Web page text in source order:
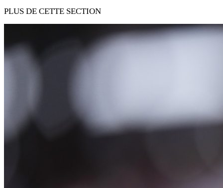
PLUS DE CETTE SECTION